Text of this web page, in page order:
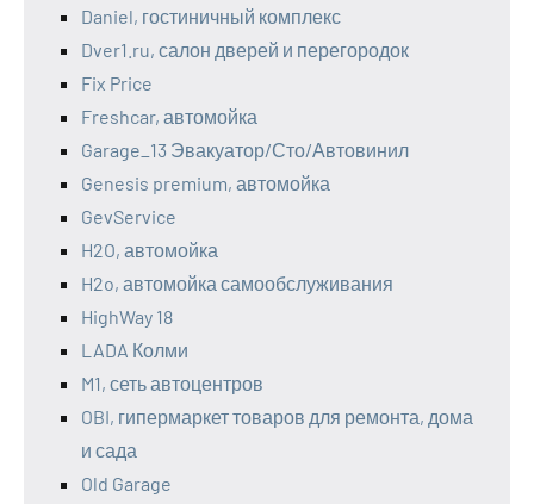
Daniel, гостиничный комплекс
Dver1.ru, салон дверей и перегородок
Fix Price
Freshcar, автомойка
Garage_13 Эвакуатор/Сто/Автовинил
Genesis premium, автомойка
GevService
H2O, автомойка
H2o, автомойка самообслуживания
HighWay 18
LADA Колми
M1, сеть автоцентров
OBI, гипермаркет товаров для ремонта, дома
и сада
Old Garage